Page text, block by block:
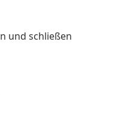
und schließen